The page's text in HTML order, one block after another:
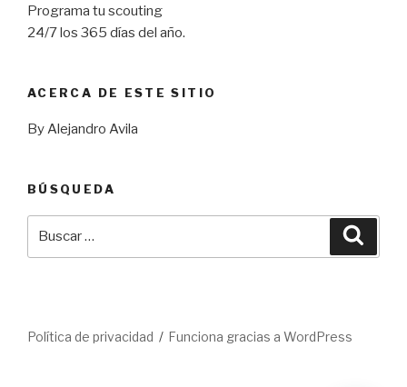
Programa tu scouting
24/7 los 365 días del año.
ACERCA DE ESTE SITIO
By Alejandro Avila
BÚSQUEDA
Política de privacidad Funciona gracias a WordPress